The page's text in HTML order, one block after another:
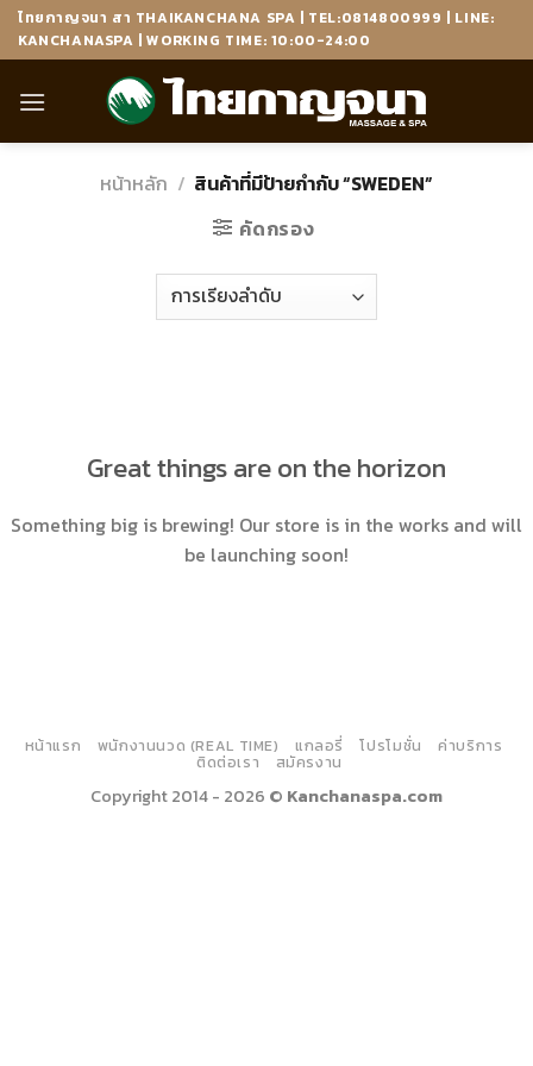
Skipไทยกาญจนา สา THAIKANCHANA SPA | TEL:0814800999 | LINE:
KANCHANASPA | WORKING TIME: 10:00-24:00
หน้าหลัก / สินค้าที่มีป้ายกำกับ “SWEDEN”
คัดกรอง
Great things are on the horizon
Something big is brewing! Our store is in the works and will
be launching soon!
หน้าแรก พนักงานนวด (REAL TIME) แกลอรี่ โปรโมชั่น ค่าบริการ
ติดต่อเรา สมัครงาน
Copyright 2014 - 2026 © Kanchanaspa.com